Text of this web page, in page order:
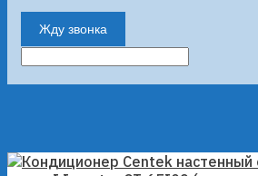
Жду звонка